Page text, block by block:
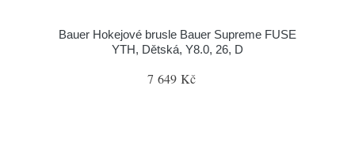
Bauer Hokejové brusle Bauer Supreme FUSE
YTH, Dětská, Y8.0, 26, D
7 649 Kč